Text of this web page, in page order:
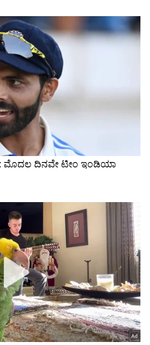
ಸಚಿವ ಸಂಪುಟವು ಫೆಬ್ರವರಿ
ಈ ವರದಿಯ ಶಿಫಾರಸಿನ ಪ್ರಕಾರ,
ಯೋಜನೆಗಳನ್ನು ಉತ್ತರ
ಕರ್ನಾಟಕದ ಹಿಂದುಳಿದ
ಸರ್ಕಾರವು ತನ್ನದೇ ಸಂಪುಟ
ಸಂಪೂರ್ಣವಾಗಿ ಬದಿಗೊತ್ತಿ,
12,500 ಕೋಟಿಗೂ ಅಧಿಕ
ಇದು ಪ್ರಾದೇಶಿಕ
ಹೆಚ್ಚಿಸಲಿದೆ ಎಂದು
ಬಿಕ್ಕಟ್ಟು
ಅತಿಯಾದ ಜನಸಂಖ್ಯೆ
ನೀರಿನ ಬಿಕ್ಕಟ್ಟು ಹಾಗೂ
ಇಂತಹ ಪರಿಸ್ಥಿತಿಯಲ್ಲಿ
ಬೃಹತ್ ಕಾಂಕ್ರೀಟ್
ಹಸಿರು ವಲಯ
ಜೊತೆಗೆ ಅಂತರ್ಜಲ
ಕುಸಿಯಲಿದ್ದು, ಪರಿಸರ
ಎಂಬ ಆತಂಕವನ್ನು
| India US